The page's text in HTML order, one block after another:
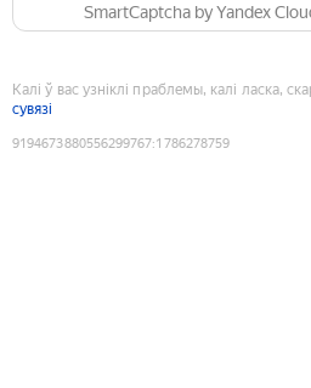
SmartCaptcha by Yandex
Калі ў вас узніклі праблемы, калі ласка,
сувязі
9194673880556299767:1786278759